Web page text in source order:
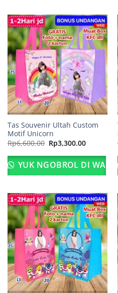
Tas Souvenir Ultah Custom
Motif Unicorn
Rp6,600.00 Harga
aslinya
adalah:
Rp6,600.00.
Rp3,300.00Harga
ini
adalah:
YUK NGOBROL DI WA